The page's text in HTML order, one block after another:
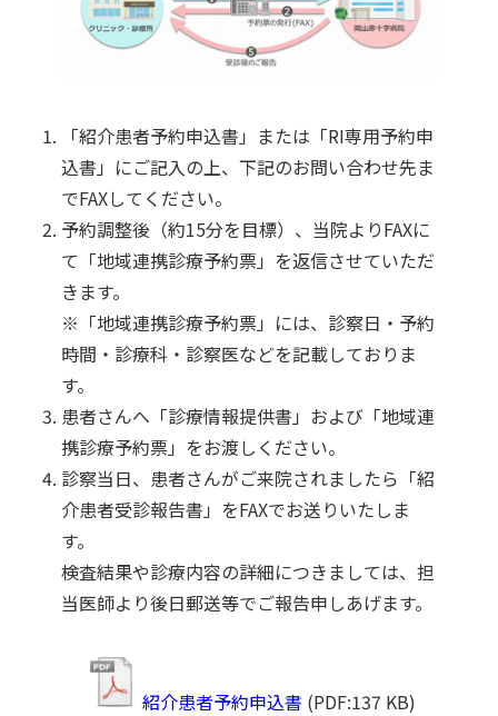
「紹介患者予約申込書」または「RI専用予約申
込書」にご記入の上、下記のお問い合わせ先ま
でFAXしてください。
予約調整後（約15分を目標）、当院よりFAXに
て「地域連携診療予約票」を返信させていただ
きます。
※「地域連携診療予約票」には、診察日・予約
時間・診療科・診察医などを記載しておりま
す。
患者さんへ「診療情報提供書」および「地域連
携診療予約票」をお渡しください。
診察当日、患者さんがご来院されましたら「紹
介患者受診報告書」をFAXでお送りいたしま
す。
検査結果や診療内容の詳細につきましては、担
当医師より後日郵送等でご報告申しあげます。
紹介患者予約申込書 (PDF:137 KB)